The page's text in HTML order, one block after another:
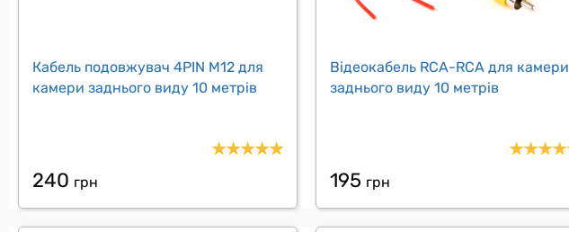
Кабель подовжувач 4PIN M12 для
камери заднього виду 10 метрів
240 грн
Відеокабель RCA-RCA для камери
заднього виду 10 метрів
195 грн